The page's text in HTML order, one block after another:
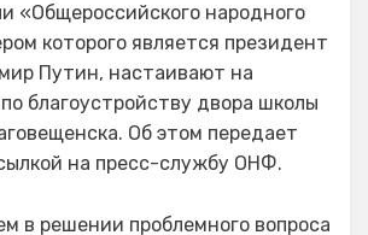
«Общероссийского народного
которого является президент
Путин, настаивают на
благоустройству двора школы
Об этом передает
на пресс-службу ОНФ.
в решении проблемного вопроса